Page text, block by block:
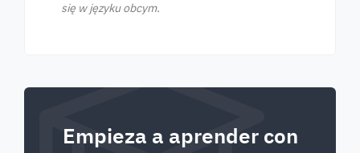
się w języku obcym.
Empieza a aprender con